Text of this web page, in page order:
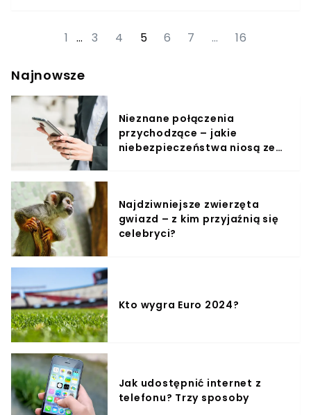
południe 40-latek miał udać się na umówioną wizytę u
na miejsce.Od tamtego czasu pozostawał uznany za
zaginionego. Krakowski dentysta nie nawiązał kontaktu
miejscu zamieszkania.
1 … 3 4 5 6 7 … 16
Najnowsze
Nieznane połączenia
przychodzące – jakie
niebezpieczeństwa niosą ze
Najdziwniejsze zwierzęta
gwiazd – z kim przyjaźnią się
celebryci?
Kto wygra Euro 2024?
Jak udostępnić internet z
telefonu? Trzy sposoby